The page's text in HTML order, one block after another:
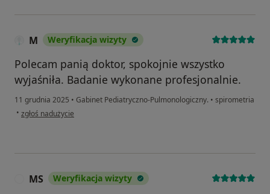
M Weryfikacja wizyty
Polecam panią doktor, spokojnie wszystko
wyjaśniła. Badanie wykonane profesjonalnie.
11 grudnia 2025 • Gabinet Pediatryczno-Pulmonologiczny. • spirometria
• w opinii użytkownika M
zgłoś nadużycie
MS Weryfikacja wizyty